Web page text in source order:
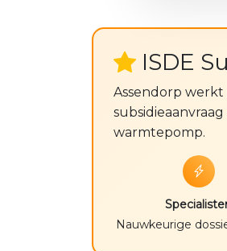
ISDE
Assendorp werkt
warmtepomp.
Nauwkeurige